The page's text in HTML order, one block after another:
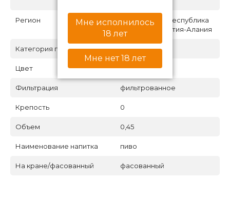
Регион
Владикавказ, республика
Северная Осетия-Алания
Категория пива светлый лагер
Цвет светлое
Фильтрация фильтрованное
Крепость 0
Объем 0,45
Наименование напитка пиво
На кране/фасованный фасованный
Мне исполнилось
18 лет
Мне нет 18 лет